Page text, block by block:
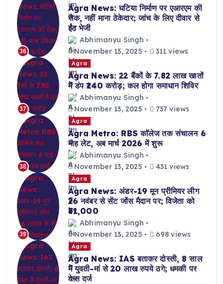
36
Agra News: घटिया निर्माण पर एआरएम की
रोक, नहीं माना ठेकेदार; जांच के लिए दीवार से
ईंट भेजी
Abhimanyu Singh
November 13, 2025
311 views
37
Agra
Agra News: 22 बैंकों के 7.82 लाख खातों
में डंप ₹240 करोड़; कल होगा समाधान शिविर
Abhimanyu Singh
November 13, 2025
737 views
38
Agra
Agra Metro: RBS कॉलेज तक संचालन 6
माह लेट, अब मार्च 2026 में शुरू
Abhimanyu Singh
November 13, 2025
431 views
39
Agra
Agra News: अंडर-19 मून प्रीमियर लीग
26 नवंबर से सेंट जोंस मैदान पर; विजेता को
₹31,000
Abhimanyu Singh
November 13, 2025
698 views
Agra
Agra News: IAS बताकर दोस्ती, 8 साल
में युवती-मां से 20 लाख रुपये ठगे; धमकी पर
केस दर्ज